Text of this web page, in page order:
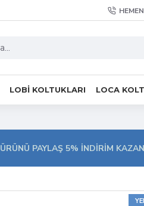
LOBI KOLTUKLARI LOCA
ÜRÜNÜ PAYLAŞ 5% İNDIRIM KAZAN